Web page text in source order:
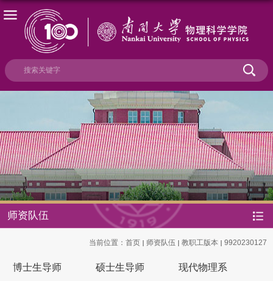
师资队伍
当前位置： 首页 师资队伍 教职工版本 9920230127
博士生导师 硕士生导师 现代物理系